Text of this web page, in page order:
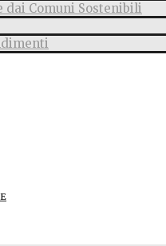
dai Comuni Sostenibili